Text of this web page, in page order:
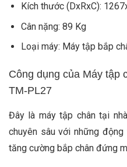
Kích thước (DxRxC):
Cân nặng: 89 Kg
Loại máy: Máy tập bắp
Công dụng của Máy tập
TM-PL27
Đây là máy tập chân tại
chuyên sâu với những
tăng cường bắp chân đứng